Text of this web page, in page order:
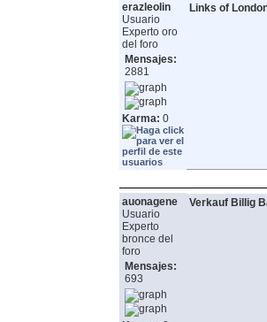
erazleolin
Usuario
Experto oro
del foro
Mensajes:
2881
Karma: 0
Links of
auonagene
Usuario
Experto
bronce del
foro
Mensajes:
693
Verkauf Billig